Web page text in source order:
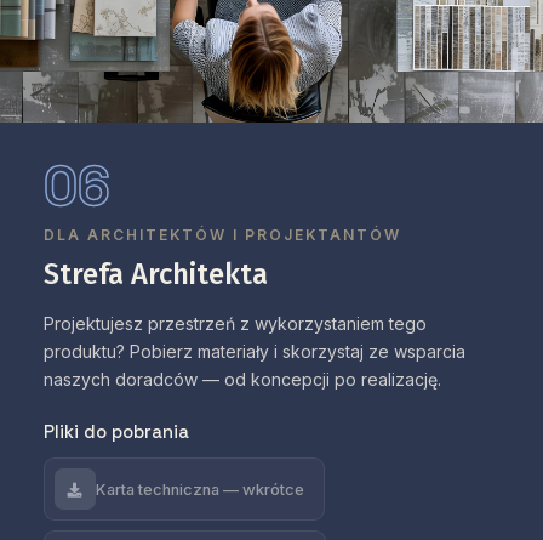
06
DLA ARCHITEKTÓW I PROJEKTANTÓW
Strefa Architekta
Projektujesz przestrzeń z wykorzystaniem tego
produktu? Pobierz materiały i skorzystaj ze wsparcia
naszych doradców — od koncepcji po realizację.
Pliki do pobrania
Karta techniczna — wkrótce